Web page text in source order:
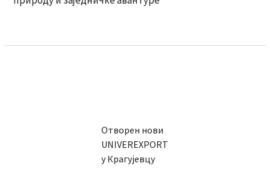
Отворен нови
UNIVEREXPORT
у Крагујевцу